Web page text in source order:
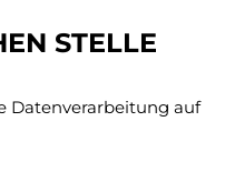
STELLE
Datenverarbeitung auf